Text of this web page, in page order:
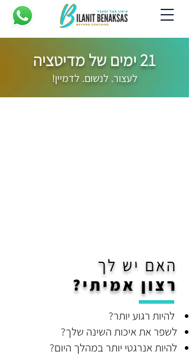
21 ימים של מדיטציה
לעצור. לנשום. לדמיין!
האם יש לך
רצון אמיתי?
להיות רגוע יותר?
לשפר את איכות השינה שלך?
להיות אנרגטי יותר במהלך היום?